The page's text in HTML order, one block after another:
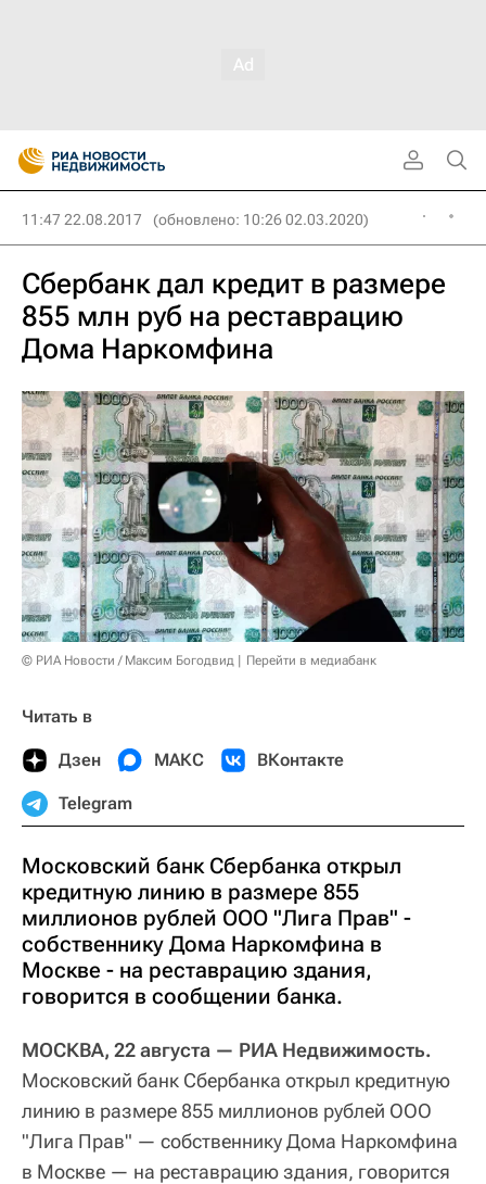
11:47 22.08.2017 (обновлено: 10:26 02.03.2020)
Сбербанк дал кредит в размере
855 млн руб на реставрацию
Дома Наркомфина
© РИА Новости / Максим Богодвид Перейти в медиабанк
Читать в
Дзен МАКС ВКонтакте
Telegram
Московский банк Сбербанка открыл
кредитную линию в размере 855
миллионов рублей ООО "Лига Прав" -
собственнику Дома Наркомфина в
Москве - на реставрацию здания,
говорится в сообщении банка.
МОСКВА, 22 августа — РИА Недвижимость.
Московский банк Сбербанка открыл кредитную
линию в размере 855 миллионов рублей ООО
"Лига Прав" — собственнику Дома Наркомфина
в Москве — на реставрацию здания, говорится